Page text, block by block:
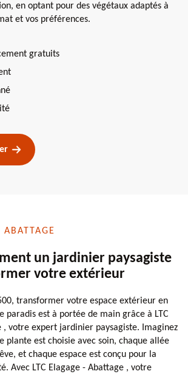
en optant pour des végétaux adaptés à
et vos préférences.
gratuits
ABATTAGE
un jardinier paysagiste
votre extérieur
transformer votre espace extérieur en
paradis est à portée de main grâce à LTC
, votre expert jardinier paysagiste. Imaginez
plante est choisie avec soin, chaque allée
et chaque espace est conçu pour la
Avec LTC Elagage - Abattage , votre